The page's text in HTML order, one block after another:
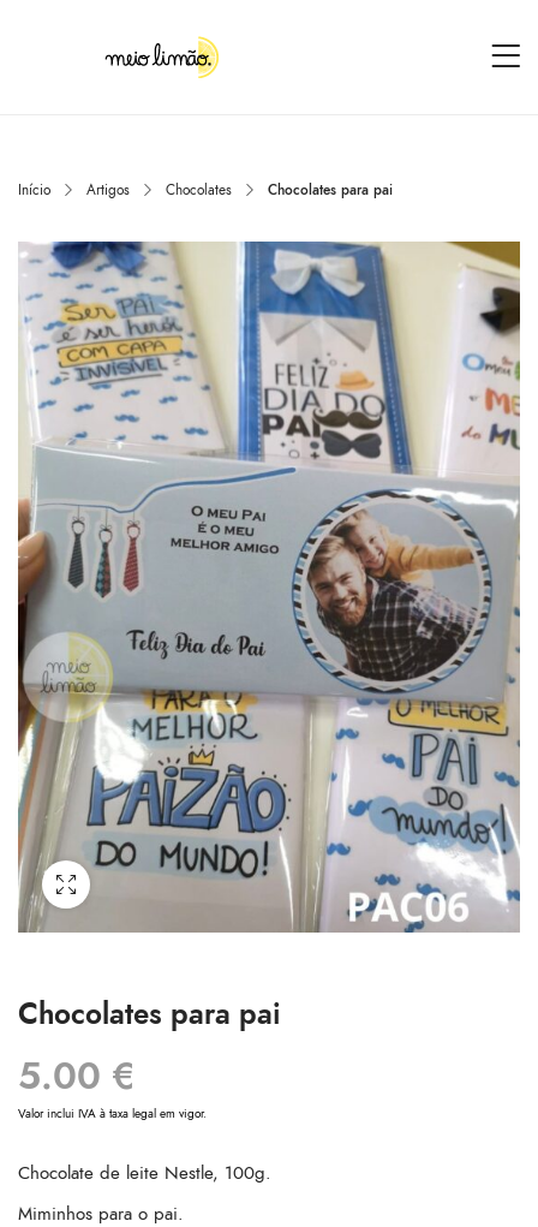
Início Artigos Chocolates Chocolates para pai
Chocolates para pai
5.00 €
Valor inclui IVA à taxa legal em vigor.
Chocolate de leite Nestle, 100g.
Miminhos para o pai.